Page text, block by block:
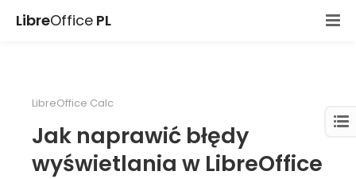
LibreOffice PL
LibreOffice Calc
Jak naprawić błędy
wyświetlania w LibreOffice